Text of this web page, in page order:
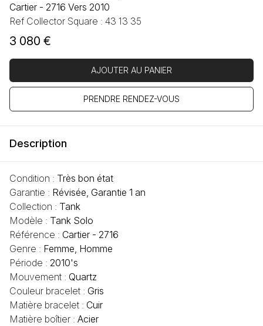
Cartier - 2716 Vers 2010
Ref Collector Square : 43 13 35
3 080 €
AJOUTER AU PANIER
PRENDRE RENDEZ-VOUS
Description
Condition : Très bon état
Garantie : Révisée, Garantie 1 an
Collection : Tank
Modèle : Tank Solo
Référence : Cartier - 2716
Genre : Femme, Homme
Période : 2010's
Mouvement : Quartz
Couleur bracelet : Gris
Matière bracelet : Cuir
Matière boîtier : Acier